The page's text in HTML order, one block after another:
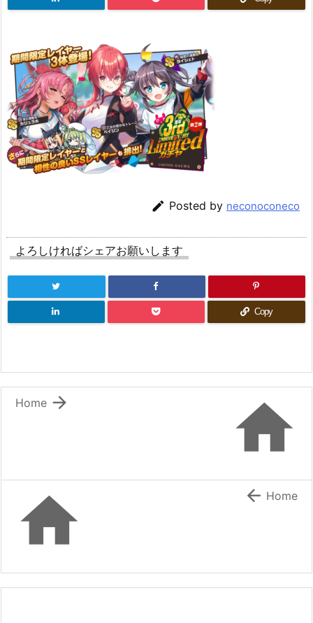
 Posted by neconoconeco
よろしければシェアお願いします
Copy


Home
  Home